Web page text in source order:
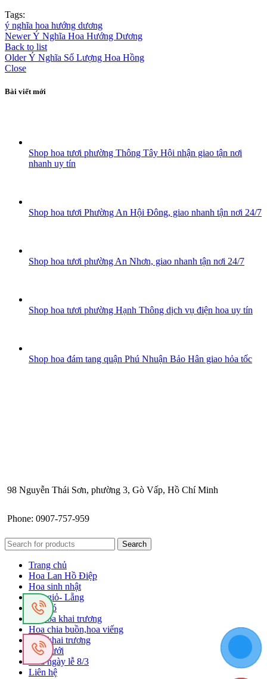
Tags:
ý nghĩa hoa hướng dương
Newer Ý Nghĩa Hoa Hướng Dương
Back to list
Older Ý Nghĩa Số Lượng Hoa Hồng
Close
Bài viết mới
Shop hoa tươi phường Thông Tây Hội nhận giao tận nơi
nhanh uy tín
Shop hoa tươi Phường An Hội Đông, giao nhanh tận nơi 24/7
Shop hoa tươi phường An Nhơn, giao nhanh tận nơi 24/7
Shop hoa tươi phường Hạnh Thông dịch vụ điện hoa uy tín
Shop hoa đám tang quận Phú Nhuận Bảo Hân giao hỏa tốc
98 Nguyễn Thái Sơn, phường 3, Gò Vấp, Hồ Chí Minh
Phone: 0907-757-959
Search
Trang chủ
Hoa Lan Hồ Điệp
Hoa sinh nhật
Hoa giỏ- Lẵng
Hoa bó
Kệ hoa khai trương
Hoa chia buồn,hoa viếng
Hoa khai trương
Hoa cưới
Hoa ngày lễ 8/3
Liên hệ